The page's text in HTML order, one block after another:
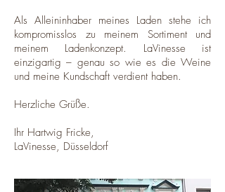
Als Alleininhaber meines Laden stehe ich
kompromisslos zu meinem Sortiment und
meinem Ladenkonzept. LaVinesse ist
einzigartig – genau so wie es die Weine
und meine Kundschaft verdient haben.
Herzliche Grüße.
Ihr Hartwig Fricke,
LaVinesse, Düsseldorf